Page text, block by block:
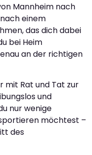
Mannheim nach
einem
das dich dabei
bei Heim
an der richtigen
mit Rat und Tat zur
und
nur wenige
möchtest –
des